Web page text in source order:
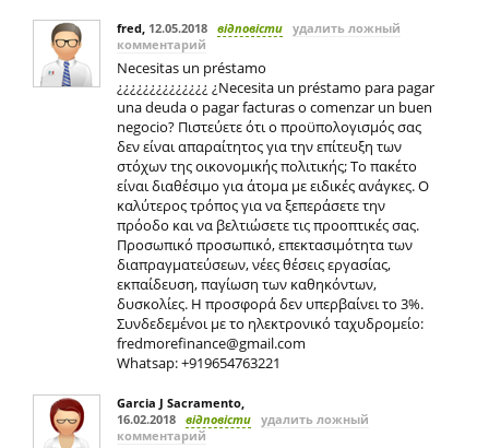
fred, 12.05.2018 відповісти удалить ложный
комментарий
Necesitas un préstamo
¿¿¿¿¿¿¿¿¿¿¿¿¿¿ ¿Necesita un préstamo para pagar
una deuda o pagar facturas o comenzar un buen
negocio? Πιστεύετε ότι ο προϋπολογισμός σας
δεν είναι απαραίτητος για την επίτευξη των
στόχων της οικονομικής πολιτικής; Το πακέτο
είναι διαθέσιμο για άτομα με ειδικές ανάγκες. Ο
καλύτερος τρόπος για να ξεπεράσετε την
πρόοδο και να βελτιώσετε τις προοπτικές σας.
Προσωπικό προσωπικό, επεκτασιμότητα των
διαπραγματεύσεων, νέες θέσεις εργασίας,
εκπαίδευση, παγίωση των καθηκόντων,
δυσκολίες. Η προσφορά δεν υπερβαίνει το 3%.
Συνδεδεμένοι με το ηλεκτρονικό ταχυδρομείο:
fredmorefinance@gmail.com
Whatsap: +919654763221
Garcia J Sacramento,
16.02.2018 відповісти удалить ложный
комментарий